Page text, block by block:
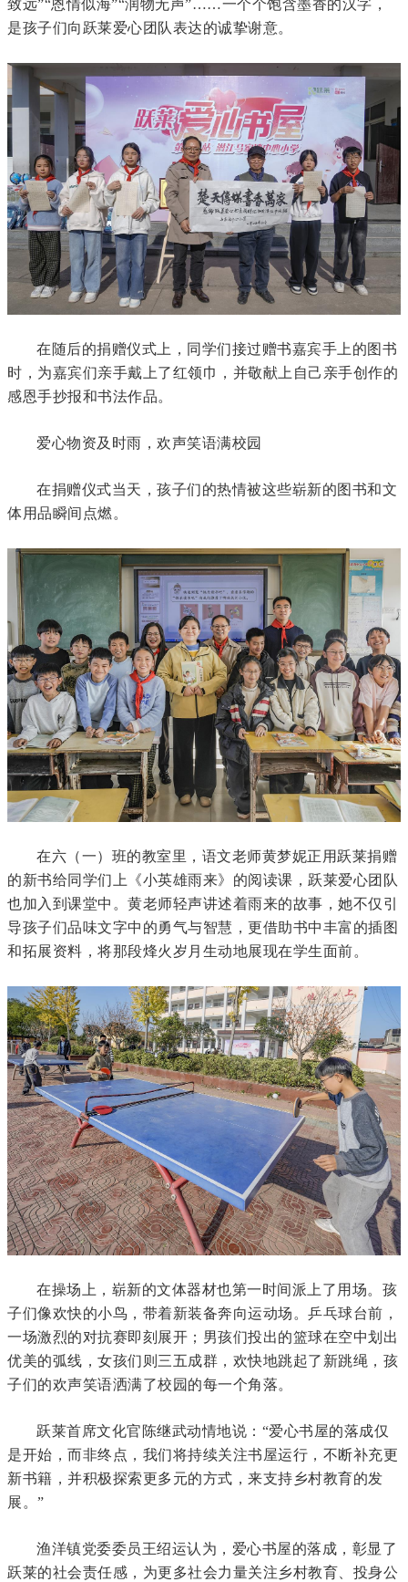
致远”“恩情似海”“润物无声”……一个个饱含墨香的汉字，
是孩子们向跃莱爱心团队表达的诚挚谢意。
在随后的捐赠仪式上，同学们接过赠书嘉宾手上的图书
时，为嘉宾们亲手戴上了红领巾，并敬献上自己亲手创作的
感恩手抄报和书法作品。
爱心物资及时雨，欢声笑语满校园
在捐赠仪式当天，孩子们的热情被这些崭新的图书和文
体用品瞬间点燃。
在六（一）班的教室里，语文老师黄梦妮正用跃莱捐赠
的新书给同学们上《小英雄雨来》的阅读课，跃莱爱心团队
也加入到课堂中。黄老师轻声讲述着雨来的故事，她不仅引
导孩子们品味文字中的勇气与智慧，更借助书中丰富的插图
和拓展资料，将那段烽火岁月生动地展现在学生面前。
在操场上，崭新的文体器材也第一时间派上了用场。孩
子们像欢快的小鸟，带着新装备奔向运动场。乒乓球台前，
一场激烈的对抗赛即刻展开；男孩们投出的篮球在空中划出
优美的弧线，女孩们则三五成群，欢快地跳起了新跳绳，孩
子们的欢声笑语洒满了校园的每一个角落。
跃莱首席文化官陈继武动情地说：“爱心书屋的落成仅
是开始，而非终点，我们将持续关注书屋运行，不断补充更
新书籍，并积极探索更多元的方式，来支持乡村教育的发
展。”
渔洋镇党委委员王绍运认为，爱心书屋的落成，彰显了
跃莱的社会责任感，为更多社会力量关注乡村教育、投身公